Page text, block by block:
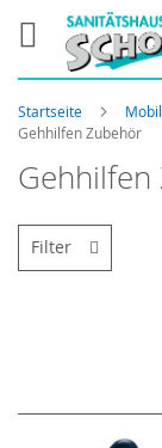
Startseite
Gehhilfen Zubehör
Filter